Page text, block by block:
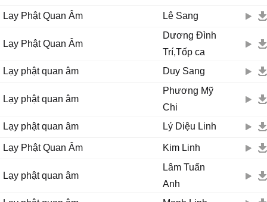
Lạy Phật Quan Âm Lê Sang
Lạy Phật Quan Âm
Dương Đình
Trí,Tốp ca
Lạy phật quan âm
Duy Sang
Lạy phật quan âm
Phương Mỹ
Chi
Lạy phật quan âm
Lý Diệu Linh
Lạy Phật Quan Âm Kim Linh
Lạy phật quan âm
Lâm Tuấn
Anh